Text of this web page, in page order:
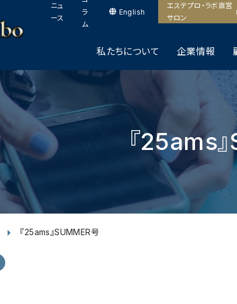
私たちについて 企業情報
ニュ
ース
ラ
ム
English
エステプロ・ラボ直営
サロン
『25ams
『25ams』SUMMER号
i
t
e
r
u
e